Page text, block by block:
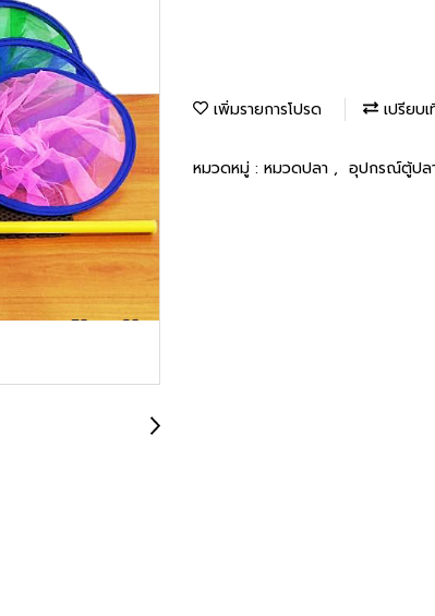
เพิ่มรายการโปรด เปรียบ
หมวดหมู่ : หมวดปลา , อุปกรณ์ตู้ปล